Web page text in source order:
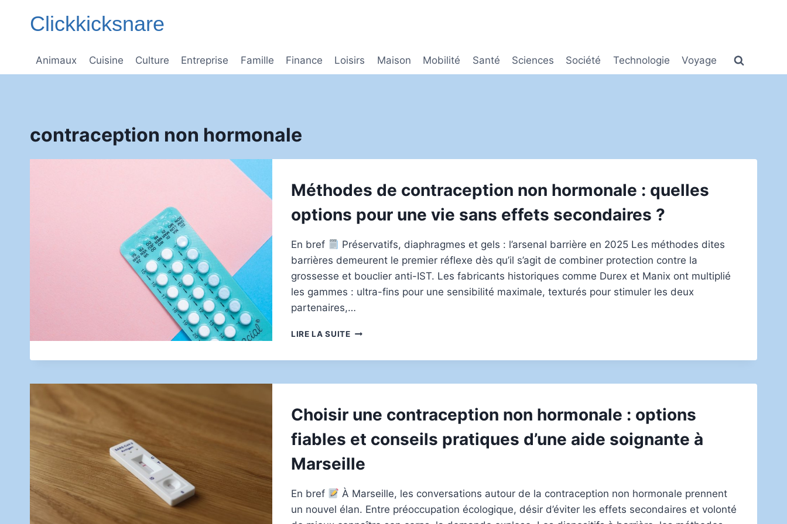
Clickkicksnare
Animaux Cuisine Culture Entreprise Famille Finance Loisirs Maison Mobilité Santé Sciences Société Technologie Voyage
contraception non hormonale
Méthodes de contraception non hormonale : quelles
options pour une vie sans effets secondaires ?
En bref
Préservatifs, diaphragmes et gels : l’arsenal barrière en 2025 Les méthodes dites
barrières demeurent le premier réflexe dès qu’il s’agit de combiner protection contre la
grossesse et bouclier anti-IST. Les fabricants historiques comme Durex et Manix ont multiplié
les gammes : ultra-fins pour une sensibilité maximale, texturés pour stimuler les deux
partenaires,…
LIRE LA SUITEMÉTHODES
OPTIONS
UNE
SANS
SECONDAIRES
Choisir une contraception non hormonale : options
fiables et conseils pratiques d’une aide soignante à
Marseille
En bref
À Marseille, les conversations autour de la contraception non hormonale prennent
un nouvel élan. Entre préoccupation écologique, désir d’éviter les effets secondaires et volonté